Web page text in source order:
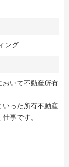
ング
おいて不動産所有
いった所有不動産
事です。